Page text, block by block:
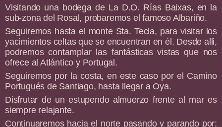
Visitando una bodega de La D.O. Rías Baixas, en la
sub-zona del Rosal, probaremos el famoso Albariño.
Seguiremos hasta el monte Sta. Tecla, para visitar los
yacimientos celtas que se encuentran en él. Desde alli,
podremos contamplar las fantásticas vistas que nos
ofrece al Atlántico y Portugal.
Seguiremos por la costa, en este caso por el Camino
Portugués de Santiago, hasta llegar a Oya.
Disfrutar de un estupendo almuerzo frente al mar es
siempre relajante.
Continuaremos hacia el norte pasando y parando por: